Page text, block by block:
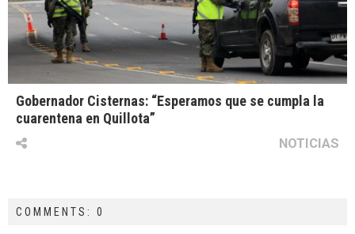
Gobernador Cisternas: “Esperamos que se cumpla la
cuarentena en Quillota”
NOTICIAS
COMMENTS: 0